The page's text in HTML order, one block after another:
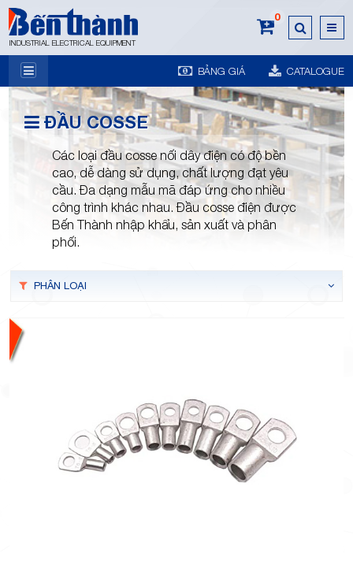
INDUSTRIAL ELECTRICAL EQUIPMENT
0
BẢNG GIÁ CATALOGUE
7A
Trương
Minh
Giảng,
ĐẦU COSSE
Các loại đầu cosse nối dây điện có độ bền
cao, dễ dàng sử dụng, chất lượng đạt yêu
cầu. Đa dạng mẫu mã đáp ứng cho nhiều
công trình khác nhau. Đầu cosse điện được
Bến Thành nhập khẩu, sản xuất và phân
phối.
PHÂN LOẠI